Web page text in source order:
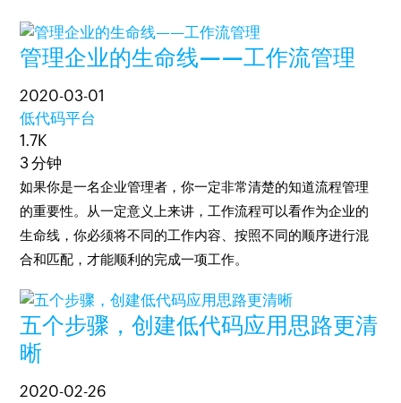
管理企业的生命线——工作流管理
2020-03-01
低代码平台
1.7K
3 分钟
如果你是一名企业管理者，你一定非常清楚的知道流程管理
的重要性。从一定意义上来讲，工作流程可以看作为企业的
生命线，你必须将不同的工作内容、按照不同的顺序进行混
合和匹配，才能顺利的完成一项工作。
五个步骤，创建低代码应用思路更清
晰
2020-02-26